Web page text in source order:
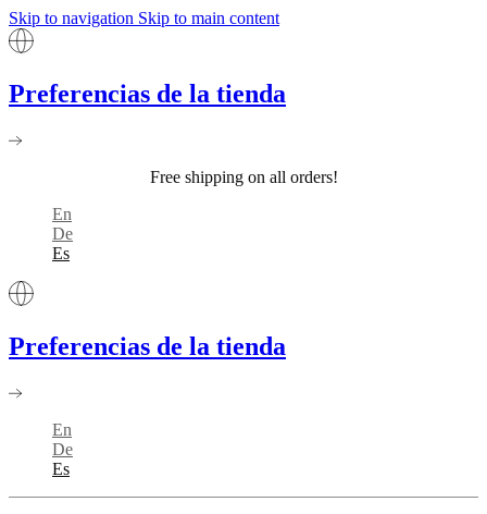
Skip to navigation Skip to main content
Preferencias de la tienda
Free shipping on all orders!
En
De
Es
Preferencias de la tienda
En
De
Es